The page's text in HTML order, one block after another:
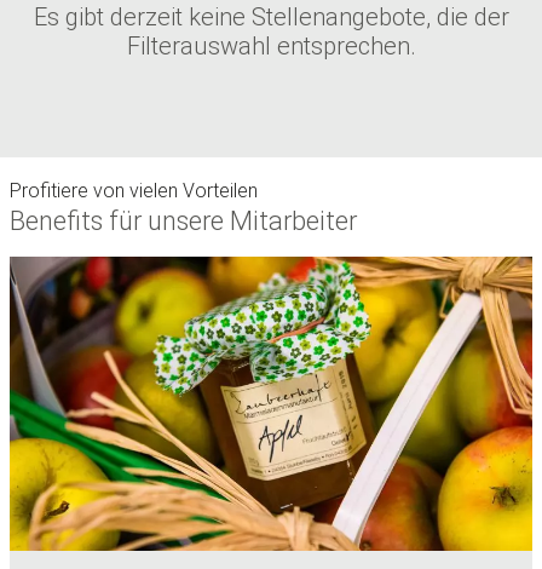
Es gibt derzeit keine Stellenangebote, die der
Filterauswahl entsprechen.
Profitiere von vielen Vorteilen
Benefits für unsere Mitarbeiter